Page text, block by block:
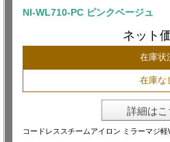
NI-WL710-PC ピンクベージュ
ネット
在庫状
在庫な
詳細はこ
コードレススチームアイロン ミラーマジ